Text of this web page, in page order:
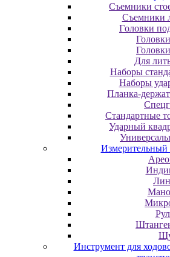
Cъeмники
Cъeмники
Гoлoвки
Для
Наборы
Наборы
Планка-
Стандартные
Ударный
Измерительный
Инструмент для